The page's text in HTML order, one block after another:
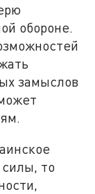
обороне.
замыслов
то